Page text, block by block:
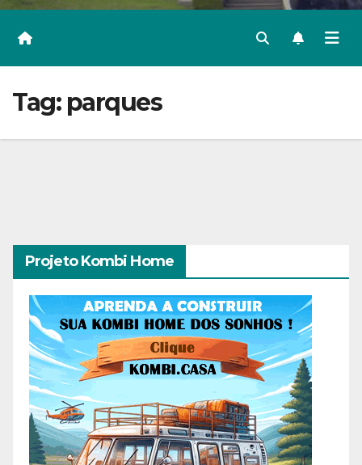
Tag: parques
Projeto Kombi Home